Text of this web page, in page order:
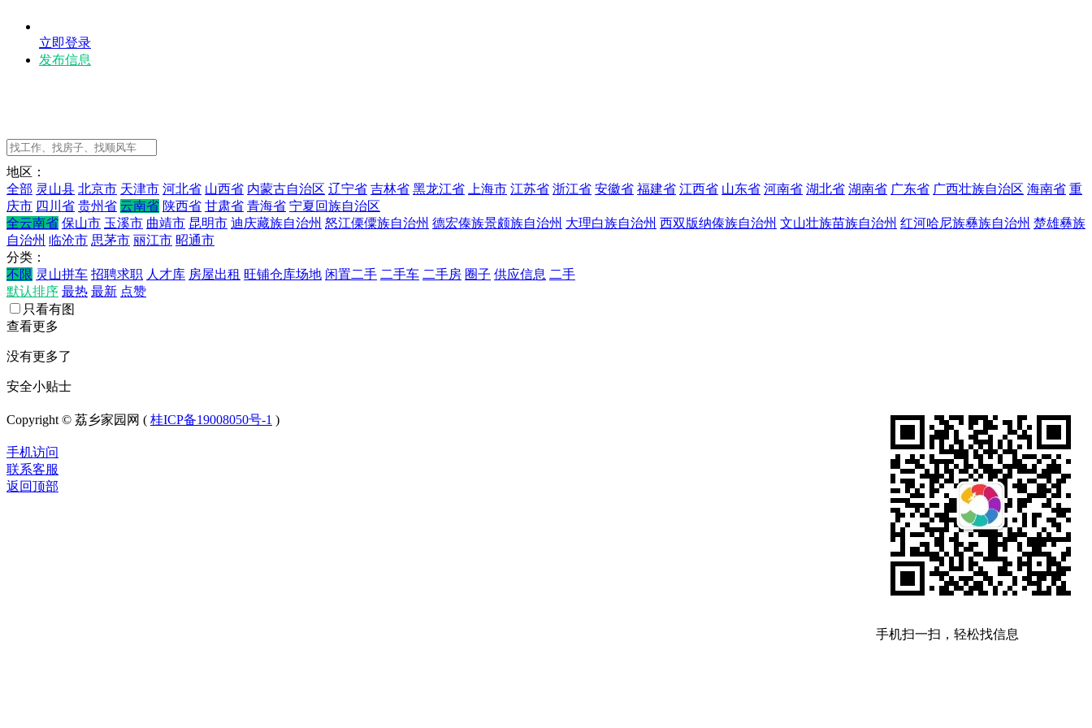
立即登录
发布信息
地区：
全部 灵山县 北京市 天津市 河北省 山西省 内蒙古自治区 辽宁省 吉林省 黑龙江省 上海市 江苏省 浙江省 安徽省 福建省 江西省 山东省 河南省 湖北省 湖南省 广东省 广西壮族自治区 海南省 重
庆市 四川省 贵州省 云南省 陕西省 甘肃省 青海省 宁夏回族自治区
全云南省 保山市 玉溪市 曲靖市 昆明市 迪庆藏族自治州 怒江傈僳族自治州 德宏傣族景颇族自治州 大理白族自治州 西双版纳傣族自治州 文山壮族苗族自治州 红河哈尼族彝族自治州 楚雄彝族
自治州 临沧市 思茅市 丽江市 昭通市
分类：
不限 灵山拼车 招聘求职 人才库 房屋出租 旺铺仓库场地 闲置二手 二手车 二手房 圈子 供应信息 二手
默认排序 最热 最新 点赞
只看有图
查看更多
没有更多了
安全小贴士
手机扫一扫，轻松找信息
Copyright © 荔乡家园网 ( 桂ICP备19008050号-1 )
手机访问
联系客服
返回顶部